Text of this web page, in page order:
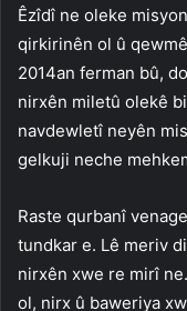
Êzîdî ne oleke
qirkirinên ol û
2014an ferman bû,
nirxên miletû olekê
navdewletî neyên
gelkuji neche
Raste qurbanî
tundkar e. Lê meriv
nirxên xwe re mirî
ol, nirx û baweriya